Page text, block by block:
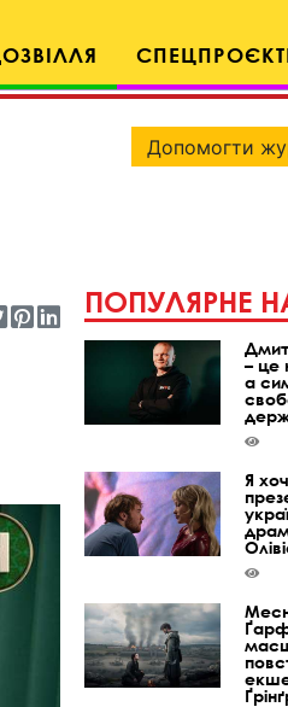
Допомогти
ПОПУЛЯРНЕ
– це
а
Я